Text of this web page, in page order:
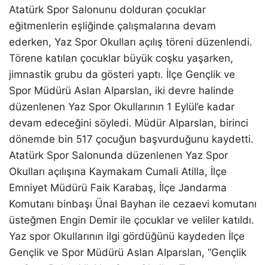
Atatürk Spor Salonunu dolduran çocuklar
eğitmenlerin eşliğinde çalışmalarına devam
ederken, Yaz Spor Okulları açılış töreni düzenlendi.
Törene katılan çocuklar büyük coşku yaşarken,
jimnastik grubu da gösteri yaptı. İlçe Gençlik ve
Spor Müdürü Aslan Alparslan, iki devre halinde
düzenlenen Yaz Spor Okullarının 1 Eylül’e kadar
devam edeceğini söyledi. Müdür Alparslan, birinci
dönemde bin 517 çocuğun başvurduğunu kaydetti.
Atatürk Spor Salonunda düzenlenen Yaz Spor
Okulları açılışına Kaymakam Cumali Atilla, İlçe
Emniyet Müdürü Faik Karabaş, İlçe Jandarma
Komutanı binbaşı Ünal Bayhan ile cezaevi komutanı
üsteğmen Engin Demir ile çocuklar ve veliler katıldı.
Yaz spor Okullarının ilgi gördüğünü kaydeden İlçe
Gençlik ve Spor Müdürü Aslan Alparslan, “Gençlik